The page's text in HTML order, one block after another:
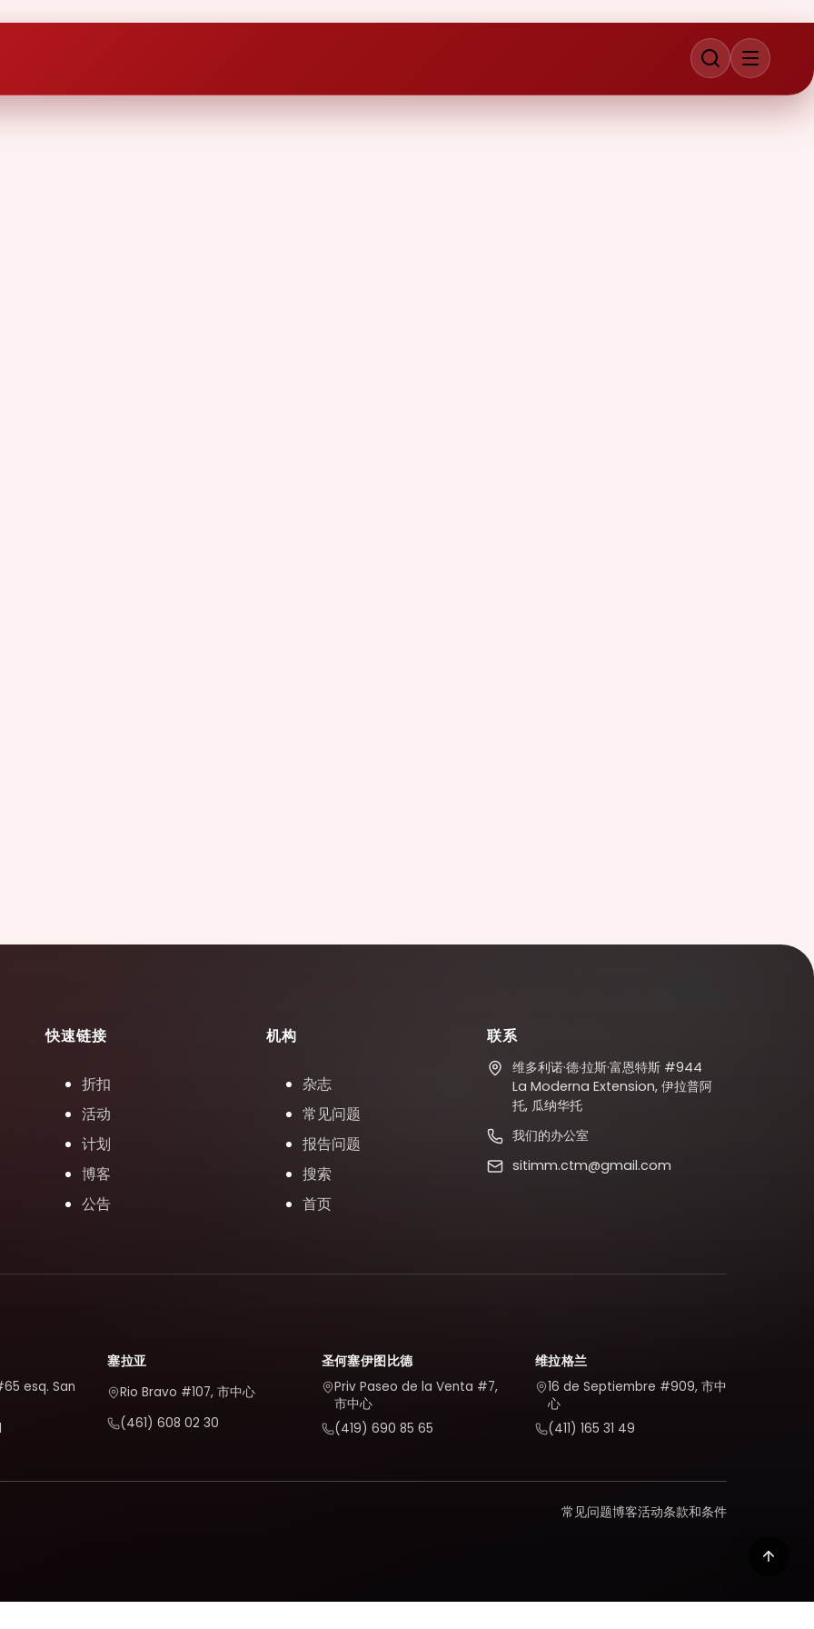
快速链接
折扣
活动
计划
博客
公告
机构
杂志
常见问题
报告问题
搜索
首页
联系
维多利诺·德·拉斯·富恩特斯 #944
La Moderna Extension, 伊拉普阿
托, 瓜纳华托
我们的办公室
sitimm.ctm@gmail.com
esq. San
塞拉亚
Rio Bravo #107, 市中心
(461) 608 02 30
圣何塞伊图比德
Priv Paseo de la Venta #7,
市中心
(419) 690 85 65
维拉格兰
16 de Septiembre #909, 市中
心
(411) 165 31 49
常见问题博客活动条款和条件